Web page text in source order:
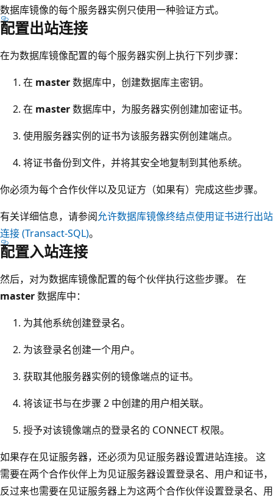
数据库镜像的每个服务器实例只使用一种验证方式。
配置出站连接
在为数据库镜像配置的每个服务器实例上执行下列步骤：
在 master数据库中，创建数据库主密钥。
在 master数据库中，为服务器实例创建加密证书。
使用服务器实例的证书为该服务器实例创建端点。
将证书备份到文件，并将其安全地复制到其他系统。
你必须为每个合作伙伴以及见证方（如果有）完成这些步骤。
有关详细信息，请参阅允许数据库镜像终结点使用证书进行出站
连接 (Transact-SQL)。
配置入站连接
然后，对为数据库镜像配置的每个伙伴执行这些步骤。 在
master数据库中：
为其他系统创建登录名。
为该登录名创建一个用户。
获取其他服务器实例的镜像端点的证书。
将该证书与在步骤 2 中创建的用户相关联。
授予对该镜像端点的登录名的 CONNECT 权限。
如果存在见证服务器，还必须为见证服务器设置进站连接。 这
需要在两个合作伙伴上为见证服务器设置登录名、用户和证书，
反过来也需要在见证服务器上为这两个合作伙伴设置登录名、用